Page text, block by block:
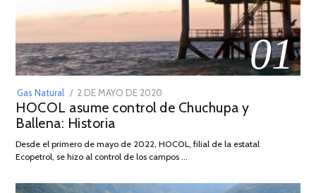
01
Gas Natural
POSTED
ON
2 DE MAYO DE 2020
DE
2026
HOCOL asume control de Chuchupa y
Ballena: Historia
Desde el primero de mayo de 2022, HOCOL, filial de la estatal
Ecopetrol, se hizo al control de los campos …